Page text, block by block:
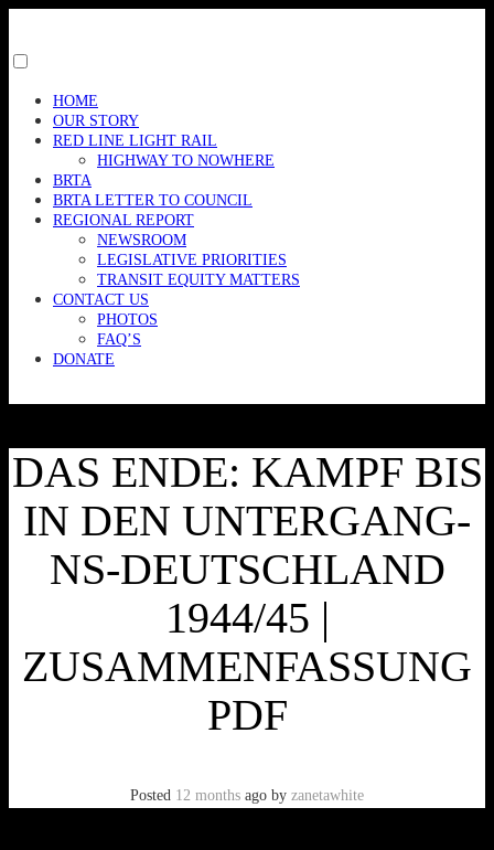
content
menu
visibility.
HOME
OUR STORY
RED LINE LIGHT RAIL
HIGHWAY TO NOWHERE
BRTA
BRTA LETTER TO COUNCIL
REGIONAL REPORT
NEWSROOM
LEGISLATIVE PRIORITIES
TRANSIT EQUITY MATTERS
CONTACT US
PHOTOS
FAQ’S
DONATE
DAS ENDE: KAMPF BIS
IN DEN UNTERGANG-
NS-DEUTSCHLAND
1944/45 |
ZUSAMMENFASSUNG
PDF
Posted 12 months ago by zanetawhite